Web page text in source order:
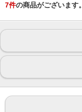
7件の商品がございます。